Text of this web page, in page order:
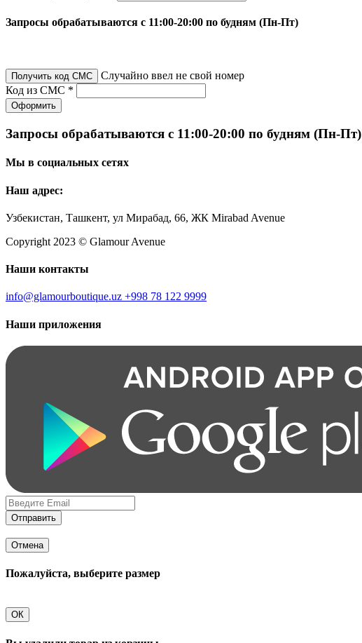
Запросы обрабатываются с 11:00-20:00 по будням (Пн-Пт)
Получить код СМС
Случайно ввел не свой номер
Код из СМС *
Оформить
Запросы обрабатываются с 11:00-20:00 по будням (Пн-Пт)
Мы в социальных сетях
Наш адрес:
Узбекистан, Ташкент, ул Мирабад, 66, ЖК Mirabad Avenue
Copyright 2023 © Glamour Avenue
Наши контакты
info@glamourboutique.uz +998 78 122 9999
Наши приложения
Отправить
Отмена
Пожалуйста, выберите размер
ОК